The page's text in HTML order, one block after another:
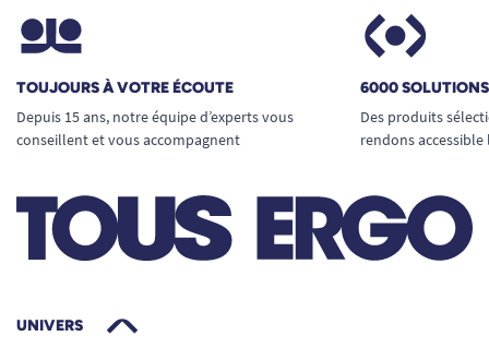
TOUJOURS À VOTRE ÉCOUTE
Depuis 15 ans, notre équipe d’experts vous
conseillent et vous accompagnent
6000
Des produits
rendons
UNIVERS